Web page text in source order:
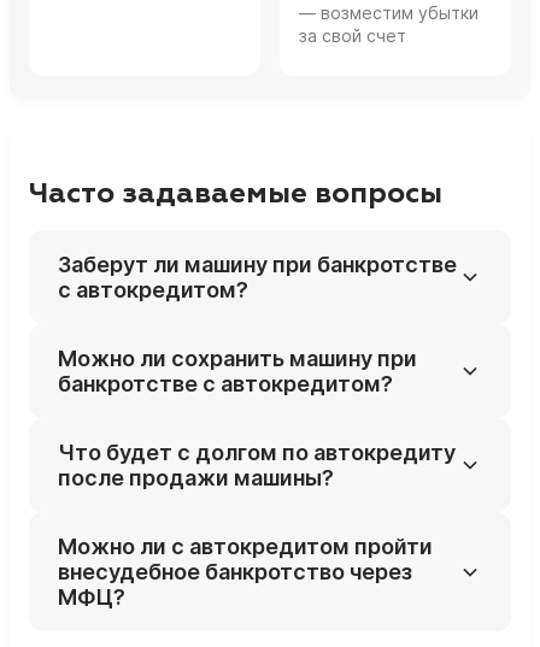
— возместим убытки
за свой счет
Часто задаваемые вопросы
Заберут ли машину при банкротстве
с автокредитом?
включают в конкурсную массу и продают
на торгах, если только нет специальных
для инвалида).
Можно ли сохранить машину при
банкротстве с автокредитом?
(если доход позволяет платить по плану)
или при выкупе авто с торгов третьими
проработки.
Что будет с долгом по автокредиту
после продажи машины?
не хватает, оставшаяся сумма
превращается в обычный необеспеченный
долг и может быть списана по итогам
Можно ли с автокредитом пройти
внесудебное банкротство через
МФЦ?